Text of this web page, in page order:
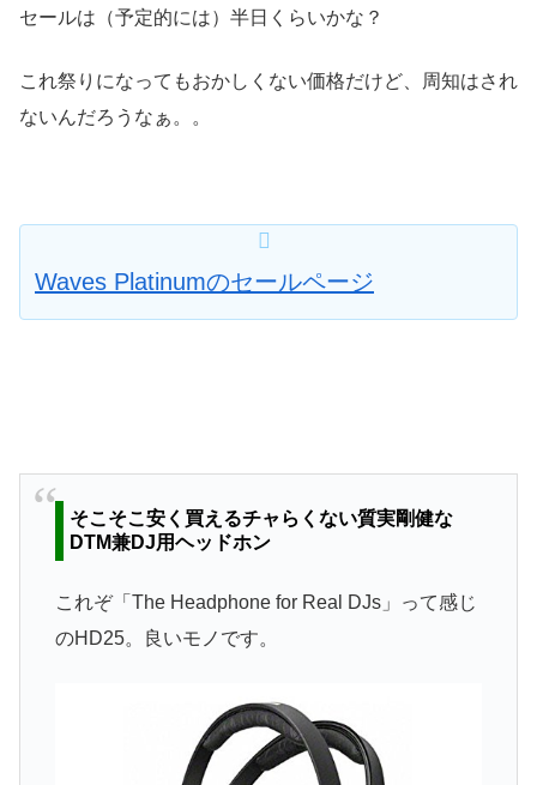
セールは（予定的には）半日くらいかな？
これ祭りになってもおかしくない価格だけど、周知はされ
ないんだろうなぁ。。
Waves Platinumのセールページ
そこそこ安く買えるチャらくない質実剛健な
DTM兼DJ用ヘッドホン
これぞ「The Headphone for Real DJs」って感じ
のHD25。良いモノです。